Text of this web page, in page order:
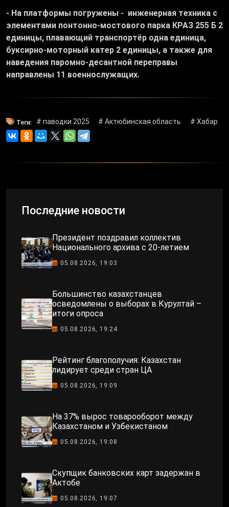
- На платформы погружены - инженерная техника с
элементами понтонно-мостового парка КРАЗ 255 Б 2
единицы, плавающий транспортёр одна единица,
буксирно-моторный катер 2 единицы, а также для
наведения паромно-десантной переправы
направлены 11 военнослужащих.
Теги: # паводки 2025 # Актюбинская область # Хабар
Последние новости
Президент поздравил коллектив
Национального архива с 20-летием
05.08.2026, 19:03
Большинство казахстанцев
осведомлены о выборах в Курултай –
итоги опроса
05.08.2026, 19:24
Рейтинг благополучия: Казахстан
лидирует среди стран ЦА
05.08.2026, 19:09
На 37% вырос товарооборот между
Казахстаном и Узбекистаном
05.08.2026, 19:08
Скупщик банковских карт задержан в
Актобе
05.08.2026, 19:07